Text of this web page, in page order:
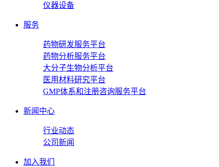
仪器设备
服务
药物研发服务平台
药物分析服务平台
大分子生物分析平台
医用材料研究平台
GMP体系和注册咨询服务平台
新闻中心
行业动态
公司新闻
加入我们